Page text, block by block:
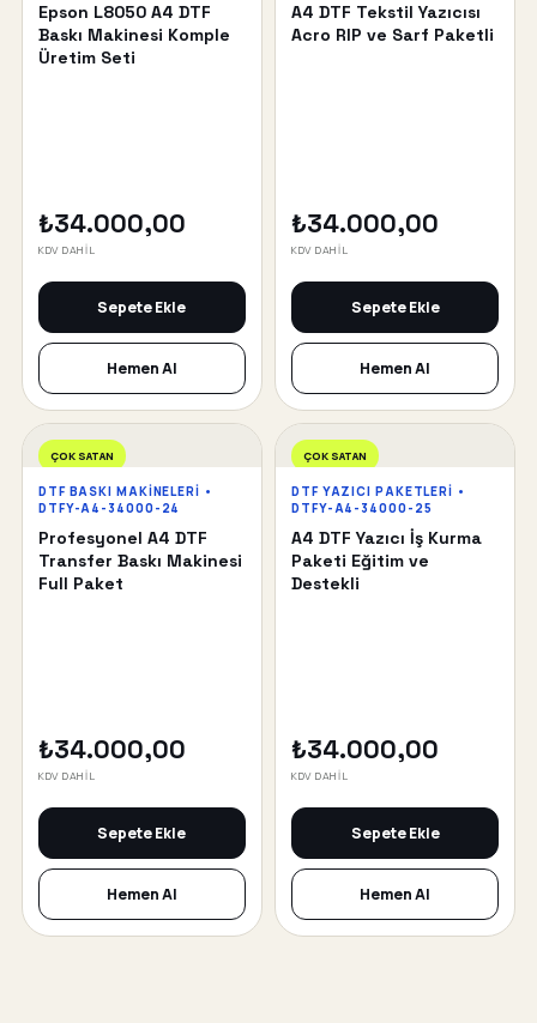
Epson L8050 A4 DTF
Baskı Makinesi Komple
Üretim Seti
₺34.000,00
KDV DAHİL
Sepete Ekle
Hemen Al
A4 DTF Tekstil Yazıcısı
Acro RIP ve Sarf Paketli
₺34.000,00
KDV DAHİL
Sepete Ekle
Hemen Al
ÇOK SATAN
DTF BASKI MAKINELERI •
DTFY-A4-34000-24
Profesyonel A4 DTF
Transfer Baskı Makinesi
Full Paket
₺34.000,00
KDV DAHİL
Sepete Ekle
Hemen Al
ÇOK SATAN
DTF YAZICI PAKETLERI •
DTFY-A4-34000-25
A4 DTF Yazıcı İş Kurma
Paketi Eğitim ve
Destekli
₺34.000,00
KDV DAHİL
Sepete Ekle
Hemen Al